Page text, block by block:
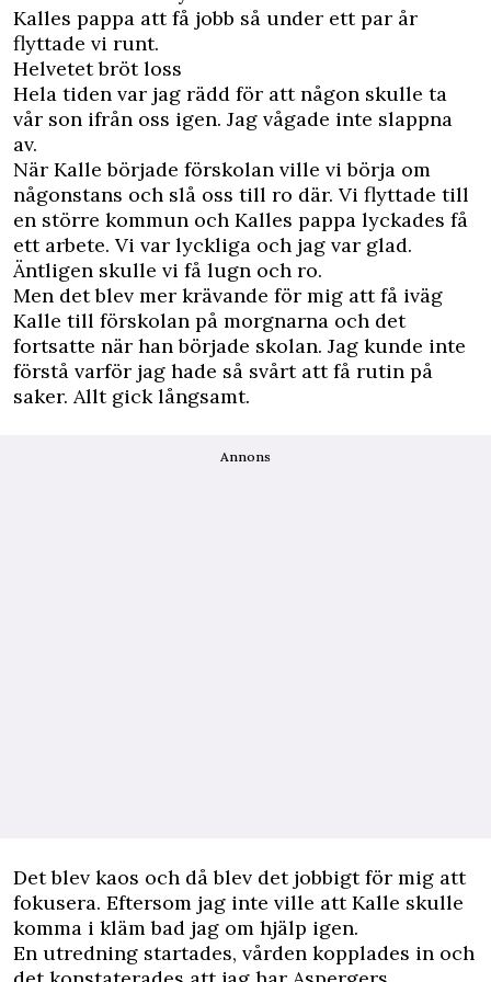
Kalles pappa att få jobb så under ett par år
flyttade vi runt.
Helvetet bröt loss
Hela tiden var jag rädd för att någon skulle ta
vår son ifrån oss igen. Jag vågade inte slappna
av.
När Kalle började förskolan ville vi börja om
någonstans och slå oss till ro där. Vi flyttade till
en större kommun och Kalles pappa lyckades få
ett arbete. Vi var lyckliga och jag var glad.
Äntligen skulle vi få lugn och ro.
Men det blev mer krävande för mig att få iväg
Kalle till förskolan på morgnarna och det
fortsatte när han började skolan. Jag kunde inte
förstå varför jag hade så svårt att få rutin på
saker. Allt gick långsamt.
Annons
Det blev kaos och då blev det jobbigt för mig att
fokusera. Eftersom jag inte ville att Kalle skulle
komma i kläm bad jag om hjälp igen.
En utredning startades, vården kopplades in och